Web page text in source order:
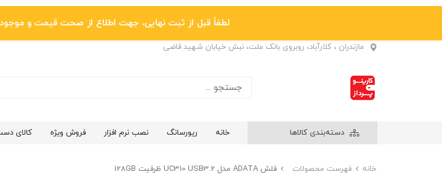
لطفاً قبل از ثبت نهایی، جهت اطلاع از صحت قیمت و موجودی با شماره 6042 5460
مازندران ، کلارآباد، روبروی بانک ملت، نبش خیابان شهید قاضی
دسته‌بندی کالاها خانه ریورسانگ نصب نرم افزار فروش ویژه کالای
خانه فهرست محصولات فلش ADATA مدل UC310 USB3.2 ظرفیت 128GB